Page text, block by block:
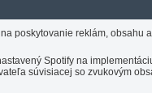
poskytovanie reklám, obsahu
Spotify na
súvisiacej so zvukovým